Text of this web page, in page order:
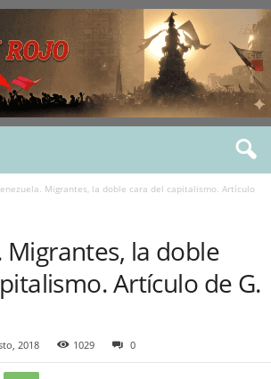
Migrantes, la doble cara del capitalismo. Artículo
Migrantes, la doble
Artículo de G.
2018 1029 0